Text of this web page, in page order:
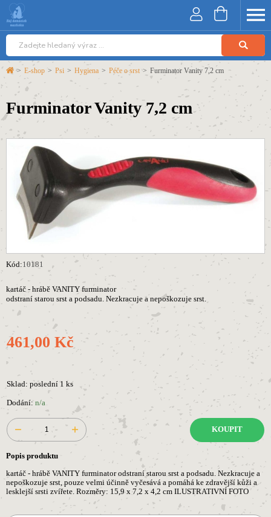
> E-shop > Psi > Hygiena > Péče o srst > Furminator Vanity 7,2 cm
Furminator Vanity 7,2 cm
Kód:10181
kartáč - hrábě VANITY furminator
odstraní starou srst a podsadu. Nezkracuje a nepoškozuje srst.
461,00 Kč
Sklad: poslední 1 ks
Dodání: n/a
KOUPIT
Popis produktu
kartáč - hrábě VANITY furminator odstraní starou srst a podsadu. Nezkracuje a
nepoškozuje srst, pouze velmi účinně vyčesává a pomáhá ke zdravější kůži a
lesklejší srsti zvířete. Rozměry: 15,9 x 7,2 x 4,2 cm ILUSTRATIVNÍ FOTO